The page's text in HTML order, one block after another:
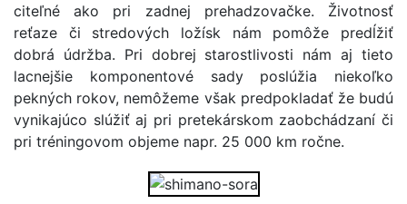
citeľné ako pri zadnej prehadzovačke. Životnosť
reťaze či stredových ložísk nám pomôže predĺžiť
dobrá údržba. Pri dobrej starostlivosti nám aj tieto
lacnejšie komponentové sady poslúžia niekoľko
pekných rokov, nemôžeme však predpokladať že budú
vynikajúco slúžiť aj pri pretekárskom zaobchádzaní či
pri tréningovom objeme napr. 25 000 km ročne.